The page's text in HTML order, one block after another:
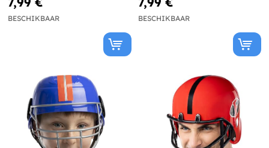
BESCHIKBAAR BESCHIKBAAR